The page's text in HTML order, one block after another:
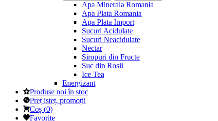
Apa Minerala Romania
Apa Plata Romania
Apa Plata Import
Sucuri Acidulate
Sucuri Neacidulate
Nectar
Siropuri din Fructe
Suc din Rosii
Ice Tea
Energizant
Produse noi în stoc
Preț isteț, promoții
Coș (0)
Favorite